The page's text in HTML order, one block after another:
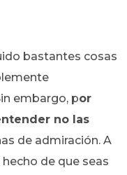
bastantes cosas
embargo, por
no las
de admiración. A
de que seas